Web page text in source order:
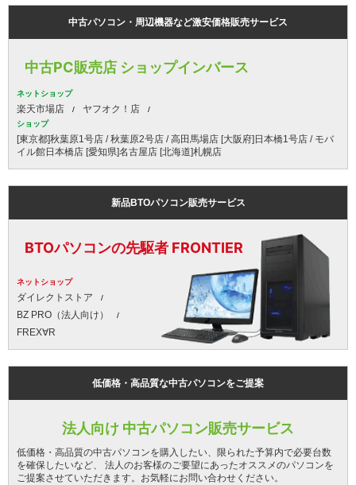
中古パソコン・周辺機器など激安価格販売サービス
中古PC販売店 ショップインバース
ネットショップ
楽天市場店 ヤフオク！店
ショップ
[東京都]秋葉原1号店 / 秋葉原2号店 / 高田馬場店 [大阪府]日本橋1号店 / モバ
イル館日本橋店 [愛知県]名古屋店 [北海道]札幌店
新品BTOパソコン販売サービス
BTOパソコンの先駆者 FRONTIER
ネットショップ
ダイレクトストア
BZ PRO（法人向け）
FREX∀R
低価格・高品質な中古パソコンをご提案
法人向け 中古パソコン販売サービス
低価格・高品質の中古パソコンを購入したい、限られた予算内で必要台数
を確保したいなど、 法人のお客様のご要望にあったオススメのパソコンを
ご提案させていただきます。お気軽にお問い合わせください。